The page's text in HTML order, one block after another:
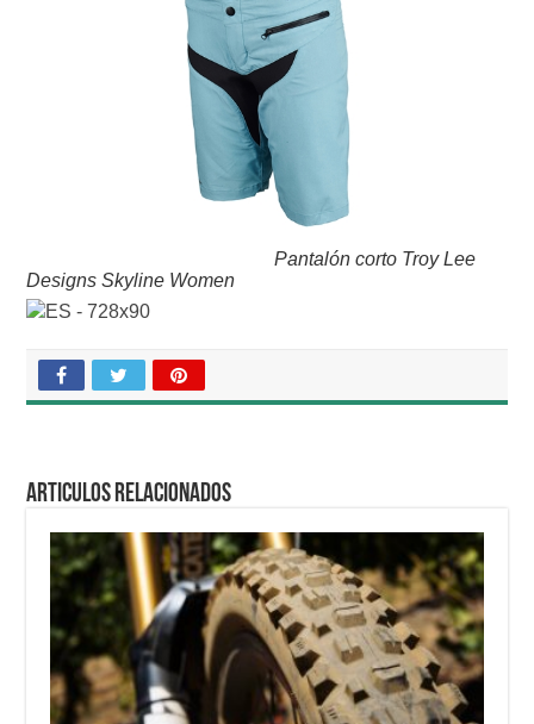
Pantalón corto Troy Lee
Designs Skyline Women
Articulos relacionados